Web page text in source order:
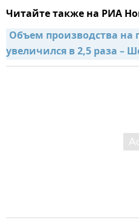
Читайте также на РИА
Объем производства на
увеличился в 2,5 раза –